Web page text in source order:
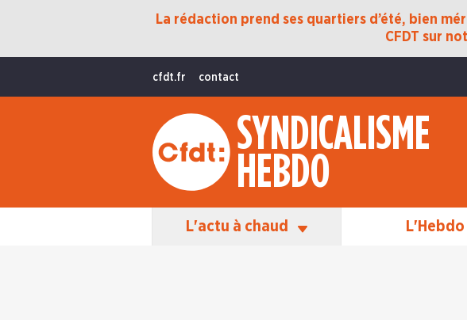
La rédaction prend ses quartiers d’été, bien
CFDT sur
cfdt.fr contact
SYNDICALISME
HEBDO
L'actu à chaud
Protection Sociale
International
La Vie De La CFDT
Les Équipes En Action L'Hebdo